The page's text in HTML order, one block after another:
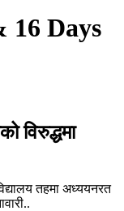
16 Days
विरुद्धमा
तहमा अध्ययनरत